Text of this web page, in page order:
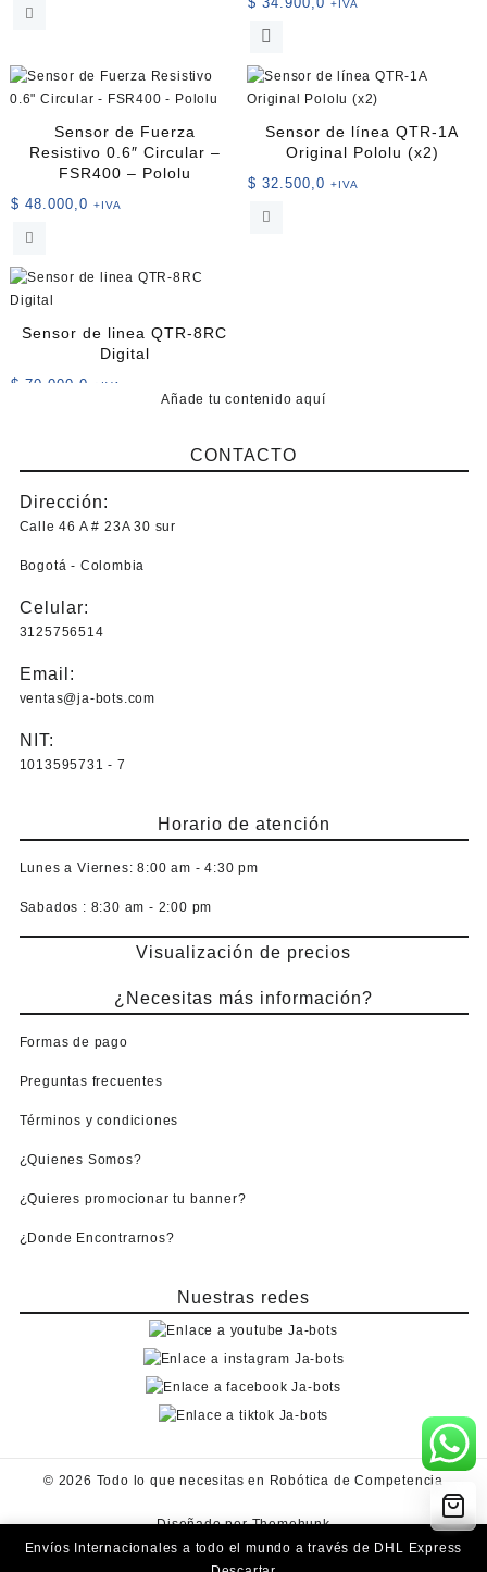
Envíos Internacionales a todo el mundo a través de DHL Express
+IVA
Este
tiene
múltiples
se
pueden
Sensor de Fuerza
Resistivo 0.6″ Circular –
FSR400 – Pololu
$ 48.000,0 +IVA
Sensor de línea QTR-1A
Original Pololu (x2)
$ 32.500,0 +IVA
Sensor de linea QTR-8RC
Digital
$ 70.000,0 +IVA
Añade tu contenido aquí
CONTACTO
Dirección:
Calle 46 A # 23A 30 sur
Bogotá - Colombia
Celular:
3125756514
Email:
ventas@ja-bots.com
NIT:
1013595731 - 7
Horario de atención
Lunes a Viernes: 8:00 am - 4:30 pm
Sabados : 8:30 am - 2:00 pm
Visualización de precios
¿Necesitas más información?
Formas de pago
Preguntas frecuentes
Términos y condiciones
¿Quienes Somos?
¿Quieres promocionar tu banner?
¿Donde Encontrarnos?
Nuestras redes
© 2026 Todo lo que necesitas en Robótica de Competencia
Diseñado por Themehunk